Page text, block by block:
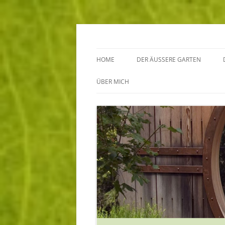
HOME DER ÄUSSERE GARTEN
ÜBER MICH